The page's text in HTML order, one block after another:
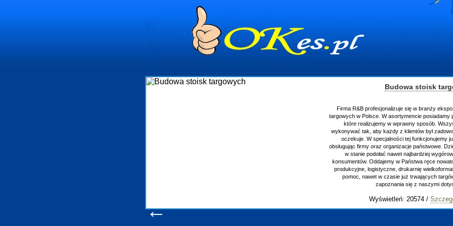
Budowa stoisk targowych
Firma R&B profesjonalizuje się w branży ekspozycyjnej oraz budowie stoisk
targowych w Polsce. W asortymencie posiadamy przyrządzenie stoisk targowych
które realizujemy w wprawny sposób. Wszystkie zlecenia staramy się
wykonywać tak, aby każdy z klientów był zadowolony, oraz otrzymywał to na co
oczekuje. W specjalności tej funkcjonujemy już od 15 lat z powodzeniem
obsługując firmy oraz organizacje państwowe. Dzięki ogromnej wprawie, jesteśmy
w stanie podołać nawet najbardziej wygórowanym żądaniom naszych
konsumentów. Oddajemy w Państwa ręce nowatorskich projektantów, zaplecze
produkcyjne, logistyczne, drukarnię wielkoformatową oraz wszelką niezbędną
pomoc, nawet w czasie już trwających targów. Zapraszamy również do
←